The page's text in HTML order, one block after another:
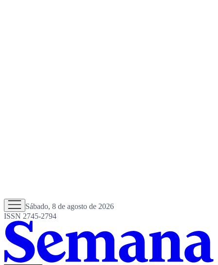
Sábado, 8 de agosto de 2026
ISSN 2745-2794